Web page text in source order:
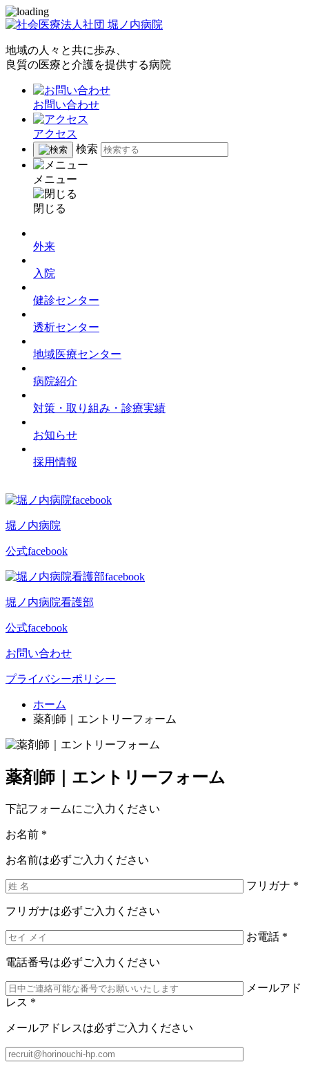
地域の人々と共に歩み、
良質の医療と介護を提供する病院
お問い合わせ
アクセス
検索
メニュー
閉じる
外来
入院
健診センター
透析センター
地域医療センター
病院紹介
対策・取り組み・診療実績
お知らせ
採用情報
堀ノ内病院
公式facebook
堀ノ内病院看護部
公式facebook
お問い合わせ
プライバシーポリシー
ホーム
薬剤師｜エントリーフォーム
薬剤師｜エントリーフォーム
下記フォームにご入力ください
お名前 *
お名前は必ずご入力ください
フリガナ *
フリガナは必ずご入力ください
お電話 *
電話番号は必ずご入力ください
メールアド
レス *
メールアドレスは必ずご入力ください